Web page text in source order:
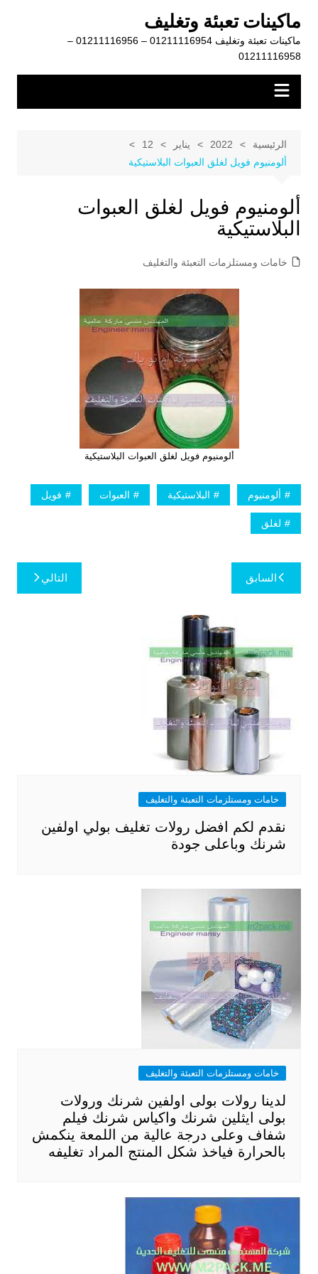
المحتوى
ماكينات تعبئة وتغليف
ماكينات تعبئة وتغليف 01211116954 – 01211116956 –
01211116958
الرئيسية 2022 يناير
12
ألومنيوم فويل لغلق العبوات البلاستيكية
ألومنيوم فويل لغلق العبوات
البلاستيكية
خامات ومستلزمات التعبئة والتغليف
ألومنيوم فويل لغلق العبوات البلاستيكية
ألومنيوم البلاستيكية العبوات فويل
لغلق
تصفّح
المقالات
السابق التالي
خامات ومستلزمات التعبئة والتغليف
نقدم لكم افضل رولات تغليف بولي اولفين
شرنك وباعلى جودة
خامات ومستلزمات التعبئة والتغليف
لدينا رولات بولى اولفين شرنك ورولات
بولى ايثلين شرنك واكياس شرنك فيلم
شفاف وعلى درجة عالية من اللمعة ينكمش
بالحرارة فياخذ شكل المنتج المراد تغليفه